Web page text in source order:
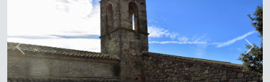
Previous Next